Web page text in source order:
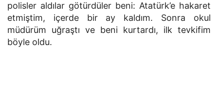
polisler aldılar götürdüler beni: Atatürk’e hakaret
etmiştim, içerde bir ay kaldım. Sonra okul
müdürüm uğraştı ve beni kurtardı, ilk tevkifim
böyle oldu.